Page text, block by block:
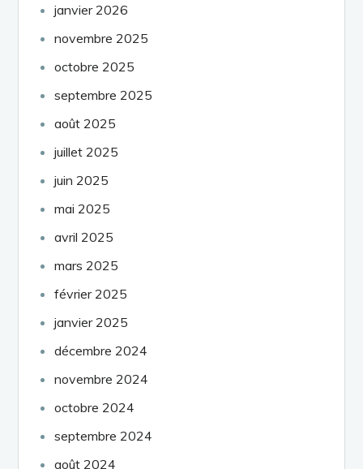
janvier 2026
novembre 2025
octobre 2025
septembre 2025
août 2025
juillet 2025
juin 2025
mai 2025
avril 2025
mars 2025
février 2025
janvier 2025
décembre 2024
novembre 2024
octobre 2024
septembre 2024
août 2024